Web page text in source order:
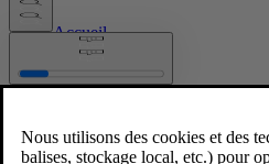
Accueil